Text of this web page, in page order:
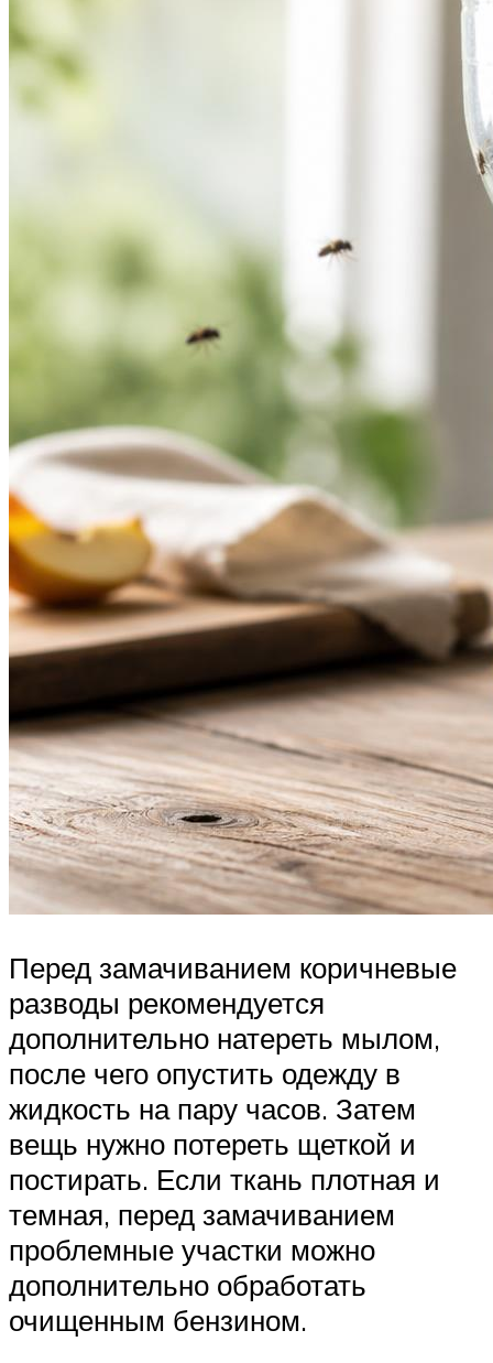
Перед замачиванием коричневые
разводы рекомендуется
дополнительно натереть мылом,
после чего опустить одежду в
жидкость на пару часов. Затем
вещь нужно потереть щеткой и
постирать. Если ткань плотная и
темная, перед замачиванием
проблемные участки можно
дополнительно обработать
очищенным бензином.